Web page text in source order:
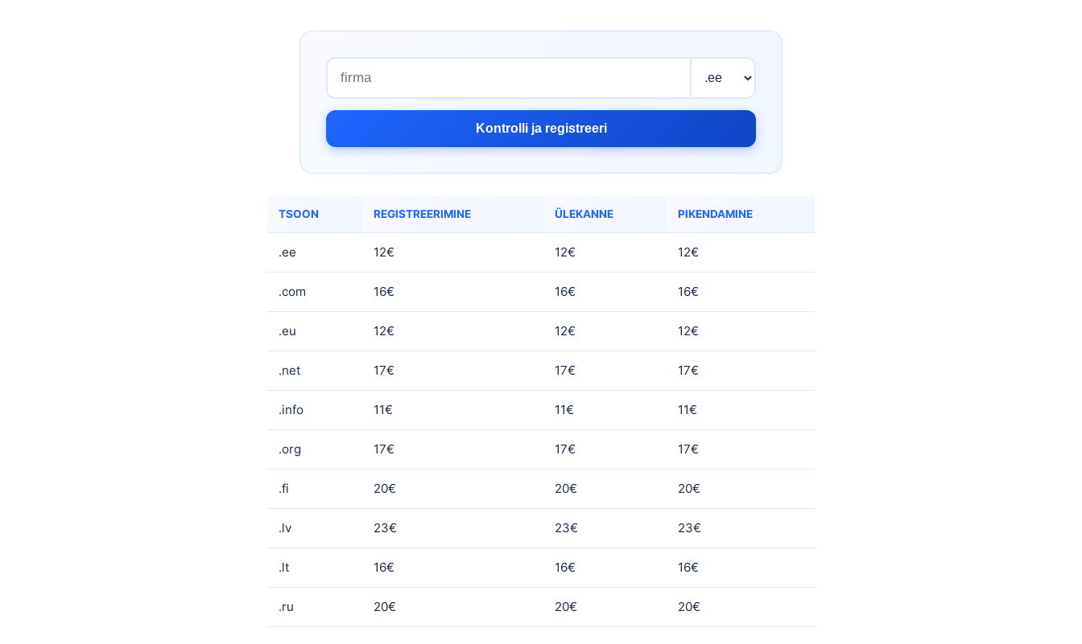
Kontrolli ja registreeri
TSOON REGISTREERIMINE ÜLEKANNE PIKENDAMINE
.ee 12€ 12€ 12€
.com 16€ 16€ 16€
.eu 12€ 12€ 12€
.net 17€ 17€ 17€
.info 11€ 11€ 11€
.org 17€ 17€ 17€
.fi 20€ 20€ 20€
.lv 23€ 23€ 23€
.lt 16€ 16€ 16€
.ru 20€ 20€ 20€